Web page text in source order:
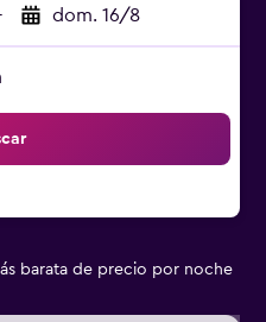
dom. 16/8
barata de precio por noche